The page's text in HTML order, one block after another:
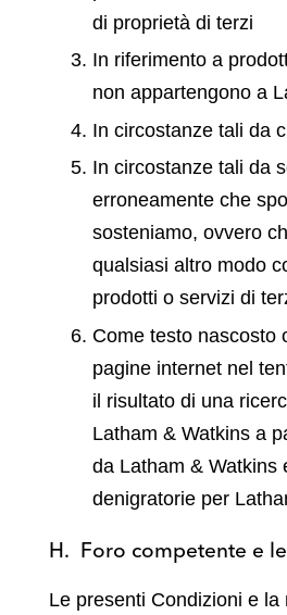
di proprietà di terzi
In riferimento a
non appartengono a
In circostanze tali da
In circostanze tali da
erroneamente che
sosteniamo, ovvero
qualsiasi altro modo
prodotti o servizi di
Come testo nascosto
pagine internet nel
il risultato di una
Latham & Watkins a
da Latham & Watkins
denigratorie per
H. Foro competente e
Le presenti Condizioni e la